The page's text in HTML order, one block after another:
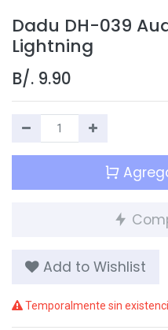
Dadu DH-039
Lightning
B/. 9.90
Add to Wishlist
Temporalmente sin